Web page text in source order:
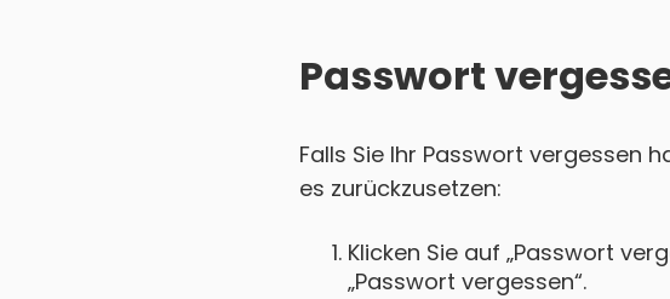
Passwort
Falls Sie Ihr Passwort vergessen
es zurückzusetzen:
Klicken Sie auf „Passwort
„Passwort vergessen“.